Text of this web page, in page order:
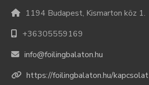
1194 Budapest, Kismarton köz 1.
+36305559169
info@foilingbalaton.hu
https://foilingbalaton.hu/kapcsolat